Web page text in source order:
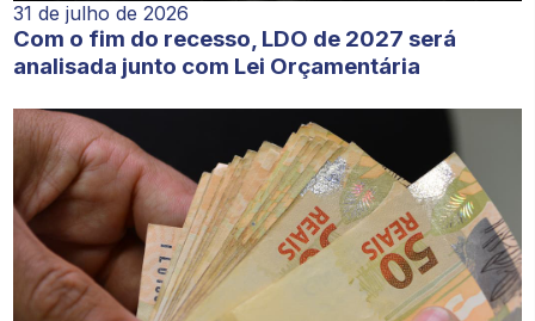
31 de julho de 2026
Com o fim do recesso, LDO de 2027 será
analisada junto com Lei Orçamentária